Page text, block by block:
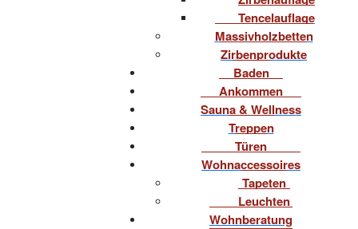
Tencelauflage
Massivholzbetten
Zirbenprodukte
Baden
Ankommen
Sauna & Wellness
Treppen
Türen
Wohnaccessoires
Tapeten
Leuchten
Wohnberatung